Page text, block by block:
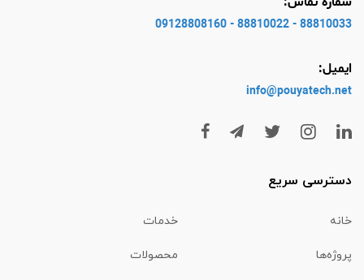
88810033 - 88810022 - 09128808160
ایمیل:
info@pouyatech.net
دسترسی سریع
خانه خدمات
پروژه‌ها محصولات